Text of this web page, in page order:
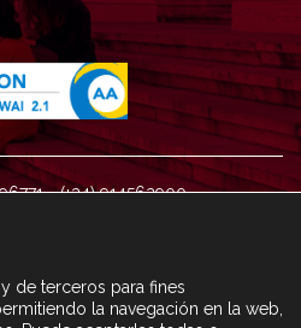
- (+34) 914562900
de terceros para fines
la navegación en la web,